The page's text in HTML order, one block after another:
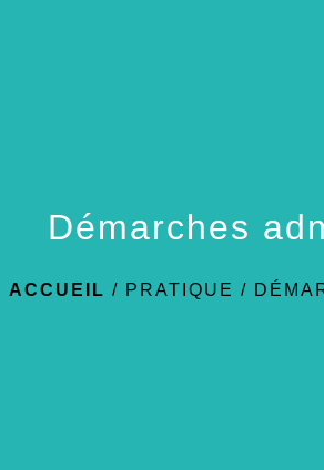
Démarches
ACCUEIL / PRATIQUE /